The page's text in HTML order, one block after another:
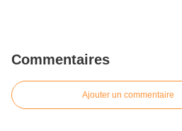
Commentaires
Ajouter un commentaire